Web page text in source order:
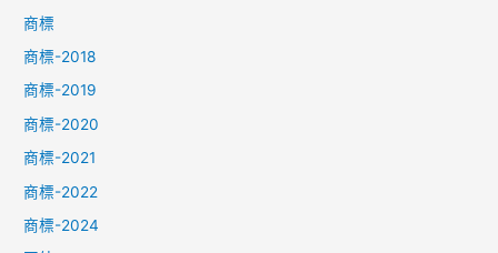
商標
商標-2018
商標-2019
商標-2020
商標-2021
商標-2022
商標-2024